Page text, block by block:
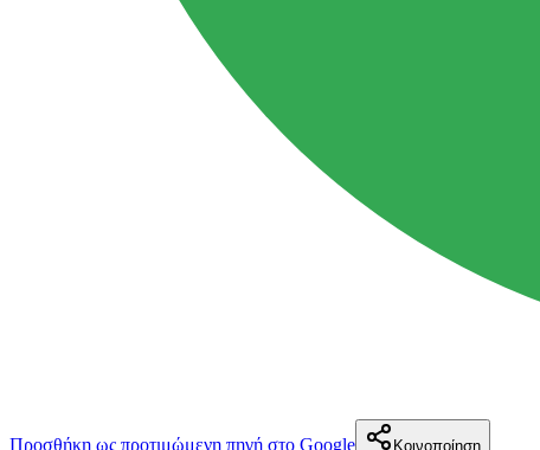
Προσθήκη ως προτιμώμενη πηγή στο Google Κοινοποίηση